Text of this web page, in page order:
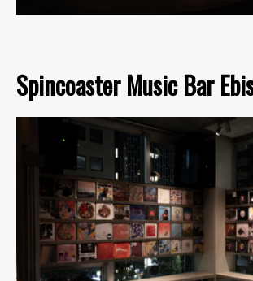
Spincoaster Music Bar